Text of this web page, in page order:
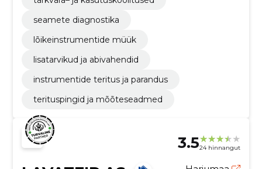
seamete diagnostika
lõikeinstrumentide müük
lisatarvikud ja abivahendid
instrumentide teritus ja parandus
terituspingid ja mõõteseadmed
3.524 hinnangut